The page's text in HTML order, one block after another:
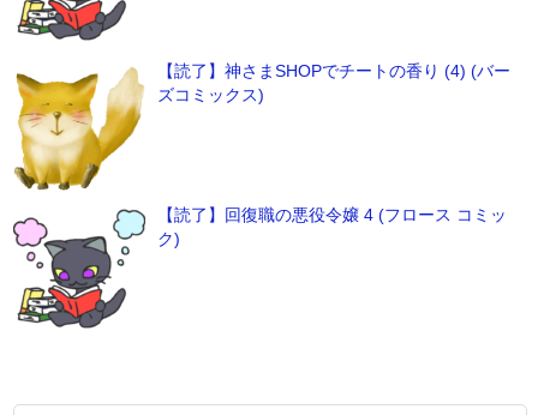
【読了】神さまSHOPでチートの香り (4) (バー
ズコミックス)
【読了】回復職の悪役令嬢 4 (フロース コミッ
ク)